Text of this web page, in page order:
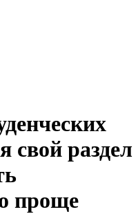
свой раздел
проще